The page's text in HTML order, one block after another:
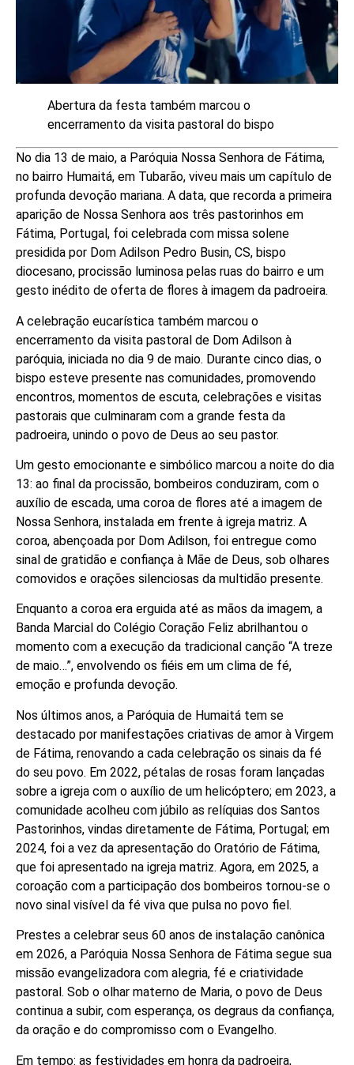
Abertura da festa também marcou o
encerramento da visita pastoral do bispo
No dia 13 de maio, a Paróquia Nossa Senhora de Fátima,
no bairro Humaitá, em Tubarão, viveu mais um capítulo de
profunda devoção mariana. A data, que recorda a primeira
aparição de Nossa Senhora aos três pastorinhos em
Fátima, Portugal, foi celebrada com missa solene
presidida por Dom Adilson Pedro Busin, CS, bispo
diocesano, procissão luminosa pelas ruas do bairro e um
gesto inédito de oferta de flores à imagem da padroeira.
A celebração eucarística também marcou o
encerramento da visita pastoral de Dom Adilson à
paróquia, iniciada no dia 9 de maio. Durante cinco dias, o
bispo esteve presente nas comunidades, promovendo
encontros, momentos de escuta, celebrações e visitas
pastorais que culminaram com a grande festa da
padroeira, unindo o povo de Deus ao seu pastor.
Um gesto emocionante e simbólico marcou a noite do dia
13: ao final da procissão, bombeiros conduziram, com o
auxílio de escada, uma coroa de flores até a imagem de
Nossa Senhora, instalada em frente à igreja matriz. A
coroa, abençoada por Dom Adilson, foi entregue como
sinal de gratidão e confiança à Mãe de Deus, sob olhares
comovidos e orações silenciosas da multidão presente.
Enquanto a coroa era erguida até as mãos da imagem, a
Banda Marcial do Colégio Coração Feliz abrilhantou o
momento com a execução da tradicional canção “A treze
de maio…”, envolvendo os fiéis em um clima de fé,
emoção e profunda devoção.
Nos últimos anos, a Paróquia de Humaitá tem se
destacado por manifestações criativas de amor à Virgem
de Fátima, renovando a cada celebração os sinais da fé
do seu povo. Em 2022, pétalas de rosas foram lançadas
sobre a igreja com o auxílio de um helicóptero; em 2023, a
comunidade acolheu com júbilo as relíquias dos Santos
Pastorinhos, vindas diretamente de Fátima, Portugal; em
2024, foi a vez da apresentação do Oratório de Fátima,
que foi apresentado na igreja matriz. Agora, em 2025, a
coroação com a participação dos bombeiros tornou-se o
novo sinal visível da fé viva que pulsa no povo fiel.
Prestes a celebrar seus 60 anos de instalação canônica
em 2026, a Paróquia Nossa Senhora de Fátima segue sua
missão evangelizadora com alegria, fé e criatividade
pastoral. Sob o olhar materno de Maria, o povo de Deus
continua a subir, com esperança, os degraus da confiança,
da oração e do compromisso com o Evangelho.
Em tempo: as festividades em honra da padroeira,